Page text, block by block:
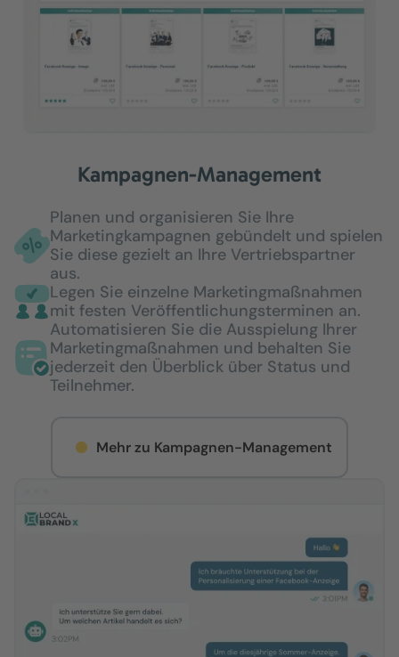
Kampagnen-Management
Planen und organisieren Sie Ihre
Marketingkampagnen gebündelt und spielen
Sie diese gezielt an Ihre Vertriebspartner
aus.
Legen Sie einzelne Marketingmaßnahmen
mit festen Veröffentlichungsterminen an.
Automatisieren Sie die Ausspielung Ihrer
Marketingmaßnahmen und behalten Sie
jederzeit den Überblick über Status und
Teilnehmer.
Mehr zu Kampagnen-Management